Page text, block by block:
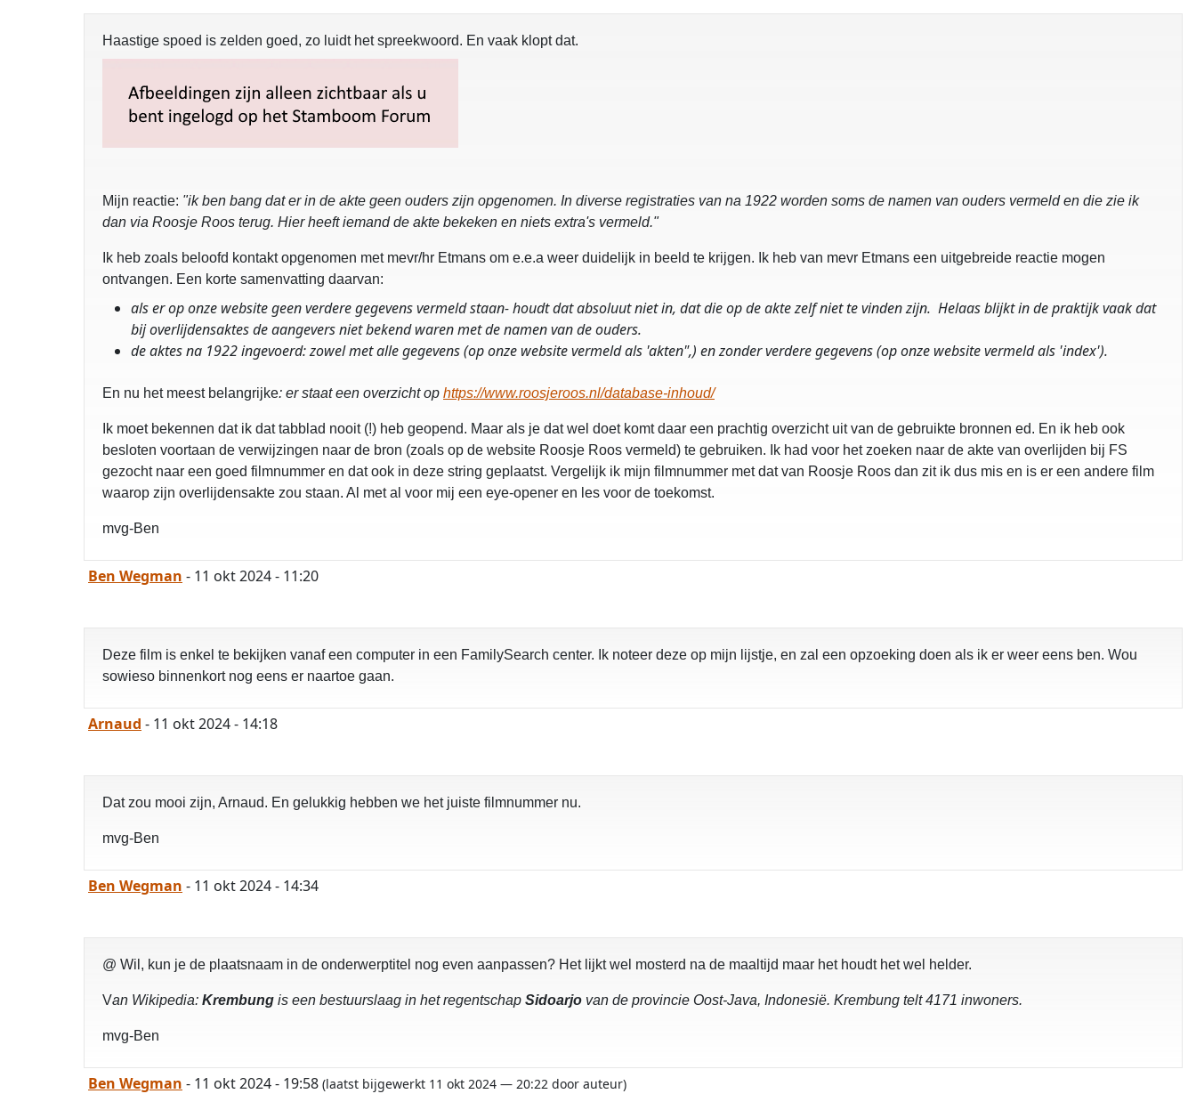
Haastige spoed is zelden goed, zo luidt het spreekwoord. En vaak klopt dat.
Mijn reactie: "ik ben bang dat er in de akte geen ouders zijn opgenomen. In diverse registraties van na 1922 worden soms de namen van ouders vermeld en die zie ik
dan via Roosje Roos terug. Hier heeft iemand de akte bekeken en niets extra's vermeld."
Ik heb zoals beloofd kontakt opgenomen met mevr/hr Etmans om e.e.a weer duidelijk in beeld te krijgen. Ik heb van mevr Etmans een uitgebreide reactie mogen
ontvangen. Een korte samenvatting daarvan:
als er op onze website geen verdere gegevens vermeld staan- houdt dat absoluut niet in, dat die op de akte zelf niet te vinden zijn. Helaas blijkt in de praktijk vaak dat
bij overlijdensaktes de aangevers niet bekend waren met de namen van de ouders.
de aktes na 1922 ingevoerd: zowel met alle gegevens (op onze website vermeld als 'akten",) en zonder verdere gegevens (op onze website vermeld als 'index').
En nu het meest belangrijke: er staat een overzicht op https://www.roosjeroos.nl/database-inhoud/
Ik moet bekennen dat ik dat tabblad nooit (!) heb geopend. Maar als je dat wel doet komt daar een prachtig overzicht uit van de gebruikte bronnen ed. En ik heb ook
besloten voortaan de verwijzingen naar de bron (zoals op de website Roosje Roos vermeld) te gebruiken. Ik had voor het zoeken naar de akte van overlijden bij FS
gezocht naar een goed filmnummer en dat ook in deze string geplaatst. Vergelijk ik mijn filmnummer met dat van Roosje Roos dan zit ik dus mis en is er een andere film
waarop zijn overlijdensakte zou staan. Al met al voor mij een eye-opener en les voor de toekomst.
mvg-Ben
Ben Wegman - 11 okt 2024 - 11:20
Deze film is enkel te bekijken vanaf een computer in een FamilySearch center. Ik noteer deze op mijn lijstje, en zal een opzoeking doen als ik er weer eens ben. Wou
sowieso binnenkort nog eens er naartoe gaan.
Arnaud - 11 okt 2024 - 14:18
Dat zou mooi zijn, Arnaud. En gelukkig hebben we het juiste filmnummer nu.
mvg-Ben
Ben Wegman - 11 okt 2024 - 14:34
@ Wil, kun je de plaatsnaam in de onderwerptitel nog even aanpassen? Het lijkt wel mosterd na de maaltijd maar het houdt het wel helder.
Van Wikipedia: Krembung is een bestuurslaag in het regentschap Sidoarjo van de provincie Oost-Java, Indonesië. Krembung telt 4171 inwoners.
mvg-Ben
Ben Wegman - 11 okt 2024 - 19:58 (laatst bijgewerkt 11 okt 2024 — 20:22 door auteur)